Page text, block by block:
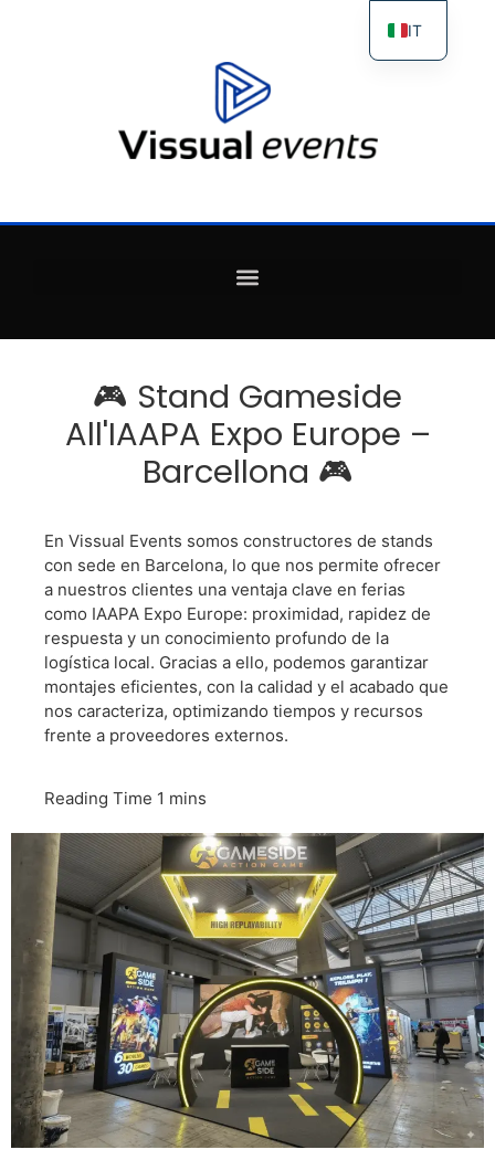
🎮 Stand Gameside
All'IAAPA Expo Europe –
Barcellona 🎮
En Vissual Events somos constructores de stands
con sede en Barcelona, lo que nos permite ofrecer
a nuestros clientes una ventaja clave en ferias
como IAAPA Expo Europe: proximidad, rapidez de
respuesta y un conocimiento profundo de la
logística local. Gracias a ello, podemos garantizar
montajes eficientes, con la calidad y el acabado que
nos caracteriza, optimizando tiempos y recursos
frente a proveedores externos.
IT
ES